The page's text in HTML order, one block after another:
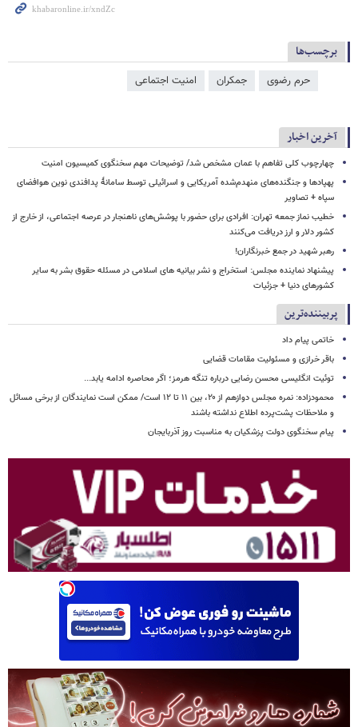
برچسب‌ها
حرم رضوی جمکران امنیت اجتماعی
آخرین اخبار
چهارچوب کلی تفاهم با عمان مشخص شد/ توضیحات مهم سخنگوی کمیسیون امنیت
پهپادها و جنگنده‌های منهدم‌شده آمریکایی و اسرائیلی توسط سامانۀ پدافندی نوین هوافضای
سپاه + تصاویر
خطیب نماز جمعه تهران: افرادی برای حضور با پوشش‌های ناهنجار در عرصه اجتماعی، از خارج از
کشور دلار و ارز دریافت می‌کنند
رهبر شهید در جمع خبرنگاران!
پیشنهاد نماینده مجلس: استخراج و نشر بیانیه های اسلامی در مسئله حقوق بشر به سایر
کشورهای دنیا + جزئیات
پربیننده‌ترین
خاتمی پیام داد
باقر خرازی و مسئولیت مقامات قضایی
توئیت انگلیسی محسن رضایی درباره تنگه هرمز؛ اگر محاصره ادامه یابد...
محمودزاده: نمره مجلس دوازهم از ۲۰، بین ۱۱ تا ۱۲ است/ ممکن است نمایندگان از برخی مسائل
و ملاحظات پشت‌پرده اطلاع نداشته باشند
پیام سخنگوی دولت پزشکیان به مناسبت روز آذربایجان